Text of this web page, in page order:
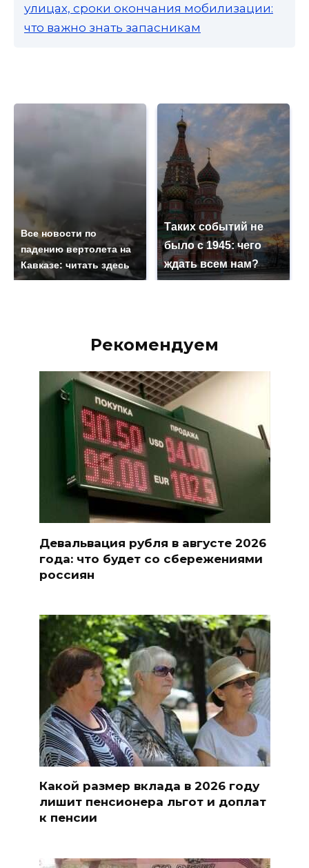
улицах, сроки окончания мобилизации:
что важно знать запасникам
Все новости по
падению вертолета на
Кавказе: читать здесь
Таких событий не
было с 1945: чего
ждать всем нам?
Рекомендуем
Девальвация рубля в августе 2026
года: что будет со сбережениями
россиян
Какой размер вклада в 2026 году
лишит пенсионера льгот и доплат
к пенсии